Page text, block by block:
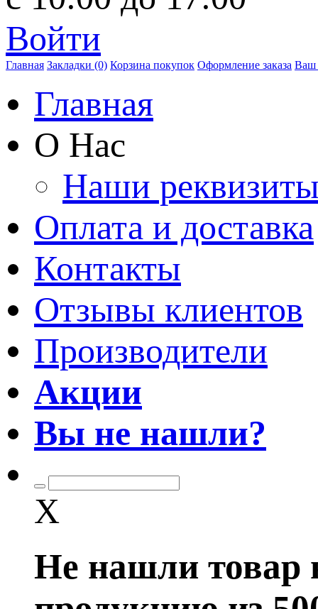
Войти
Главная Закладки (0) Корзина покупок Оформление заказа Ваш
Главная
О Нас
Наши
Оплата и доставка
Контакты
Отзывы клиентов
Производители
Акции
Вы не нашли?
X
Не нашли товар